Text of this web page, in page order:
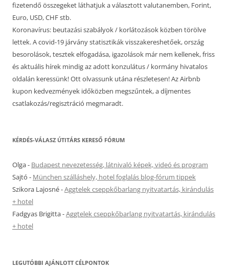
fizetendő összegeket láthatjuk a választott valutanemben, Forint,
Euro, USD, CHF stb.
Koronavírus: beutazási szabályok / korlátozások közben törölve
lettek. A covid-19 járvány statisztikák visszakereshetőek, ország
besorolások, tesztek elfogadása, igazolások már nem kellenek, friss
és aktuális hírek mindig az adott konzulátus / kormány hivatalos
oldalán keressünk! Ott olvassunk utána részletesen! Az Airbnb
kupon kedvezmények időközben megszűntek, a díjmentes
csatlakozás/regisztráció megmaradt.
KÉRDÉS-VÁLASZ ÚTITÁRS KERESŐ FÓRUM
Olga- Budapest nevezetesség, látnivaló képek, videó és program
Sajtó - München szálláshely, hotel foglalás blog-fórum tippek
Szikora Lajosné-Aggtelek cseppkőbarlang nyitvatartás, kirándulás
+ hotel
Fadgyas Brigitta-Aggtelek cseppkőbarlang nyitvatartás, kirándulás
+ hotel
LEGUTÓBBI AJÁNLOTT CÉLPONTOK